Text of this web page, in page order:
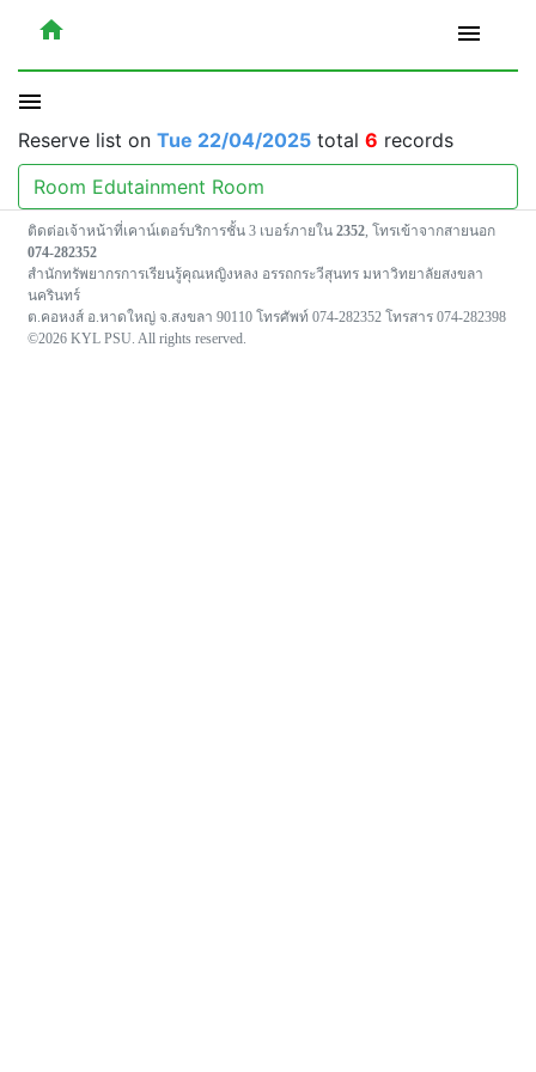
home menu
menu
Reserve list on Tue 22/04/2025 total 6 records
Room Edutainment Room
ติดต่อเจ้าหน้าที่เคาน์เตอร์บริการชั้น 3 เบอร์ภายใน 2352, โทรเข้าจากสายนอก
074-282352
สำนักทรัพยากรการเรียนรู้คุณหญิงหลง อรรถกระวีสุนทร มหาวิทยาลัยสงขลา
นครินทร์
ต.คอหงส์ อ.หาดใหญ่ จ.สงขลา 90110 โทรศัพท์ 074-282352 โทรสาร 074-282398
©2026 KYL PSU. All rights reserved.